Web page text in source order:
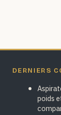
DERNIERS
poids